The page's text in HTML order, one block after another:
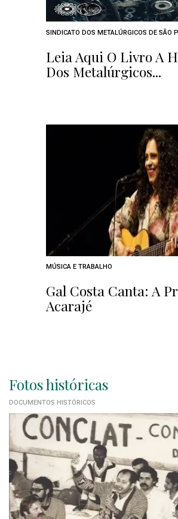
SINDICATO DOS METALÚRGICOS DE SÃO
Leia Aqui O Livro A
Dos Metalúrgicos...
MÚSICA E TRABALHO
Gal Costa Canta: A
Acarajé
Fotos históricas
DOCUMENTOS HISTÓRICOS